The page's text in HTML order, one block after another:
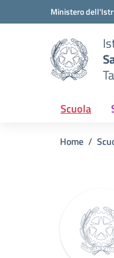
Vai ai contenuti
Vai al menu di navigazione
Ministero
Scuola
Home